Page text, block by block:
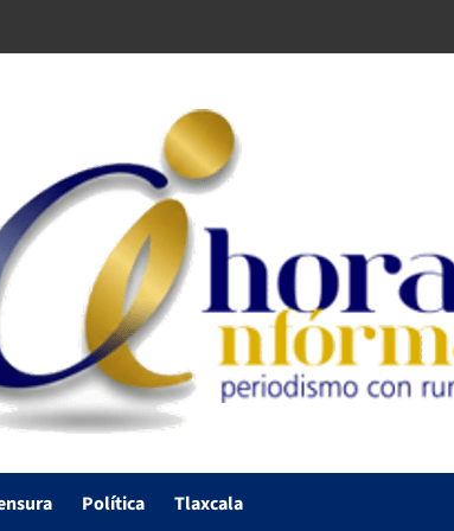
Política Tlaxcala